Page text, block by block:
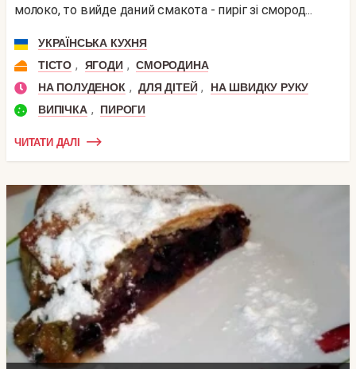
молоко, то вийде даний смакота - пиріг зі смород...
УКРАЇНСЬКА КУХНЯ
ТІСТО , ЯГОДИ , СМОРОДИНА
НА ПОЛУДЕНОК , ДЛЯ ДІТЕЙ ,
НА ШВИДКУ РУКУ
ВИПІЧКА , ПИРОГИ
ЧИТАТИ ДАЛІ